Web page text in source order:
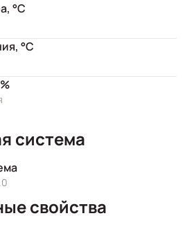
°C
°C
система
свойства